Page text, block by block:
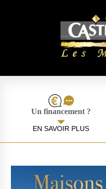
Un financement ?
EN SAVOIR PLUS